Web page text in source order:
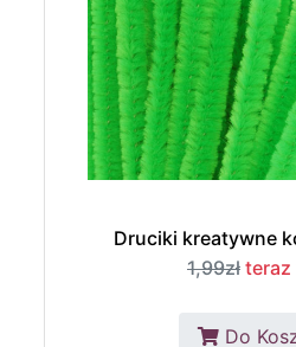
Druciki kreatywne
1,99zł teraz
Do